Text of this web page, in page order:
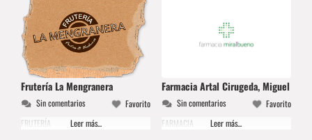
Frutería La Mengranera
Sin comentarios
Favorito
FRUTERÍA
Leer más...
Farmacia Artal Cirugeda, Miguel
Sin comentarios
Favorito
FARMACIA
Leer más...